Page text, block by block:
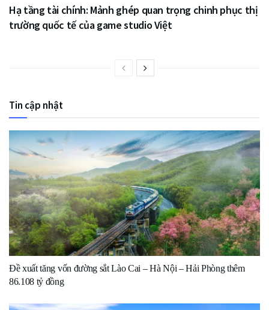
Hạ tầng tài chính: Mảnh ghép quan trọng chinh phục thị
trường quốc tế của game studio Việt
Tin cập nhật
Đề xuất tăng vốn đường sắt Lào Cai – Hà Nội – Hải Phòng thêm
86.108 tỷ đồng